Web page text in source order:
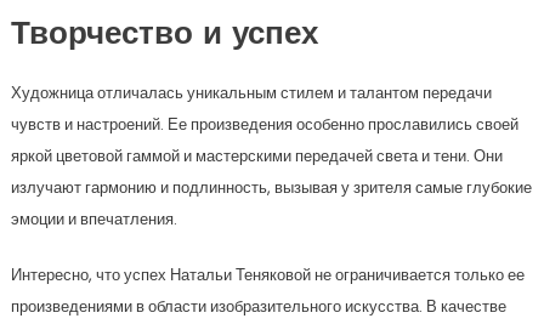
Творчество и успех
Художница отличалась уникальным стилем и талантом передачи
чувств и настроений. Ее произведения особенно прославились своей
яркой цветовой гаммой и мастерскими передачей света и тени. Они
излучают гармонию и подлинность, вызывая у зрителя самые глубокие
эмоции и впечатления.
Интересно, что успех Натальи Теняковой не ограничивается только ее
произведениями в области изобразительного искусства. В качестве